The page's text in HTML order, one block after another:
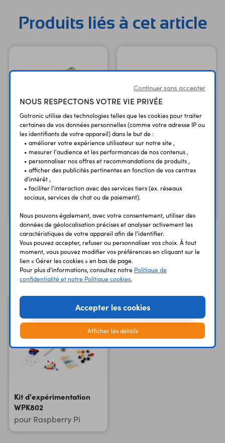
Produits liés à cet article
Carte Raspberry Pi 3 B+
1,4 GHz - 1 GB - Wi-Fi
2,4 et 5 GHz
59,90 € TTC
Carte Raspberry Pi 4 B -
2 GB
69,90 €
Vous avez déja consulté
Kit d'expérimentation
WPK802
pour Raspberry Pi
Continuer sans accepter
NOUS RESPECTONS VOTRE VIE PRIVÉE
Gotronic utilise des technologies telles que les cookies pour traiter
certaines de vos données personnelles (comme votre adresse IP ou
les identifiants de votre appareil) dans le but de :
• améliorer votre expérience utilisateur sur notre site ,
• mesurer l'audience et les performances de nos contenus ,
• personnaliser nos offres et recommandations de produits ,
• afficher des publicités pertinentes en fonction de vos centres
d'intérêt ,
• faciliter l'interaction avec des services tiers (ex. réseaux
sociaux, services de chat ou de paiement).
Nous pouvons également, avec votre consentement, utiliser des
données de géolocalisation précises et analyser activement les
caractéristiques de votre appareil afin de l'identifier.
Vous pouvez accepter, refuser ou personnaliser vos choix. À tout
moment, vous pouvez modifier vos préférences en cliquant sur le
lien « Gérer les cookies » en bas de page.
Pour plus d'informations, consultez notre Politique de
confidentialité et notre Politique cookies.
Accepter les cookies
Afficher les détails